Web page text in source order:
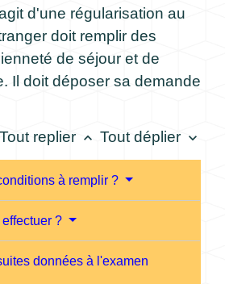
d'une régularisation au
doit remplir des
de séjour et de
Il doit déposer sa demande
Tout replier keyboard_arrow_up Tout déplier keyboard_arrow_down
à remplir ?
?
données à l'examen